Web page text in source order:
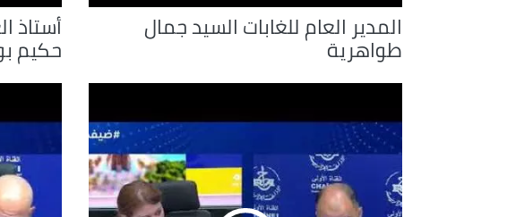
المدير العام للغابات السيد جمال
طواهرية
أستاذ
حكيم